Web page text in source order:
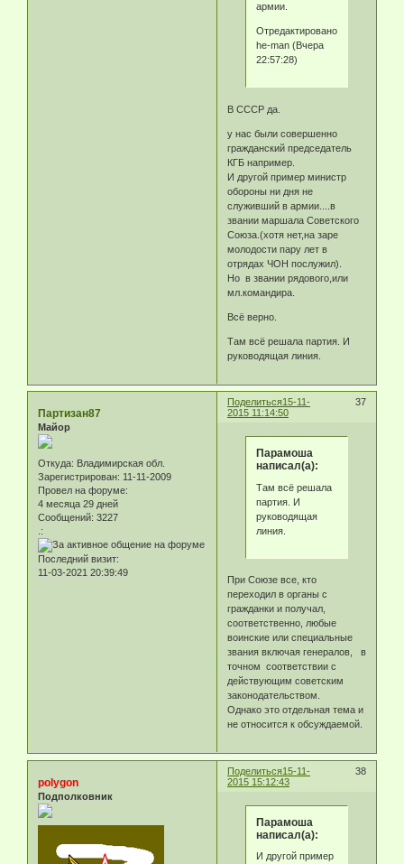
армии.
Отредактировано
he-man (Вчера
22:57:28)
В СССР да.
у нас были совершенно
гражданский председатель
КГБ например.
И другой пример министр
обороны ни дня не
служивший в армии....в
звании маршала Советского
Союза.(хотя нет,на заре
молодости пару лет в
отрядах ЧОН послужил).
Но в звании рядового,или
мл.командира.
Всё верно.
Там всё решала партия. И
руководящая линия.
Поделиться 37
15-11-
2015 11:14:50
Партизан87
Майор
Откуда: Владимирская обл.
Зарегистрирован: 11-11-2009
Провел на форуме:
4 месяца 29 дней
Сообщений: 3227
.:
Последний визит:
11-03-2021 20:39:49
Парамоша
написал(а):
Там всё решала
партия. И
руководящая
линия.
При Союзе все, кто
переходил в органы с
гражданки и получал,
соответственно, любые
воинские или специальные
звания включая генералов, в
точном соответствии с
действующим советским
законодательством.
Однако это отдельная тема и
не относится к обсуждаемой.
Поделиться 38
15-11-
2015 15:12:43
polygon
Подполковник
Парамоша
написал(а):
И другой пример